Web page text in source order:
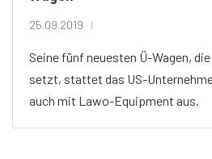
25.09.2019
Seine fünf neuesten Ü-Wagen,
setzt, stattet das US-
auch mit Lawo-Equipment aus.